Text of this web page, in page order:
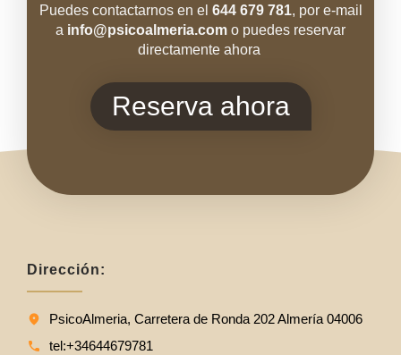
Puedes contactarnos en el 644 679 781, por e-mail
a info@psicoal meria.com o puedes reservar
directamente ahora
Reserva ahora
Dirección:
PsicoAlmeria, Carretera de Ronda 202 Almería 04006
tel:+34644679781